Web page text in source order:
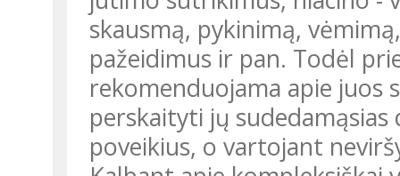
skausmą, pykinimą,
pažeidimus ir pan. Todėl
rekomenduojama apie juos
perskaityti jų
poveikius, o vartojant